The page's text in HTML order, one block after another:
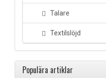
Talare
Textilslöjd
Populära artiklar